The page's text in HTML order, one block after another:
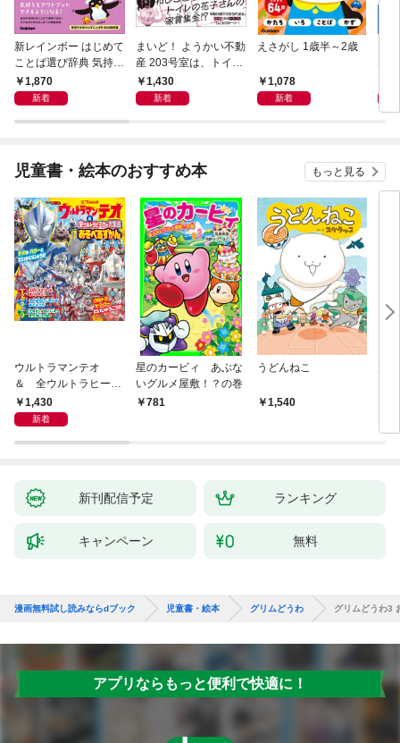
新レインボー はじめて
ことば選び辞典 気持ち
のことば
1,870
新着
まいど！ ようかい不動
産 203号室は、トイレ
の花子さんの部屋？
1,430
新着
えさがし 1歳半～2歳
1,078
新着
児童書・絵本のおすすめ本 もっと見る
ウルトラマンテオ
＆ 全ウルトラヒーロ
ー大集合 あそべるず
かん
1,430
新着
星のカービィ あぶな
いグルメ屋敷！？の巻
781
うどんねこ
1,540
放
新刊配信予定 ランキング
キャンペーン 無料
漫画無料試し読みならdブック 児童書・絵本 グリムどうわ グリムどうわ3
アプリならもっと便利で快適に！